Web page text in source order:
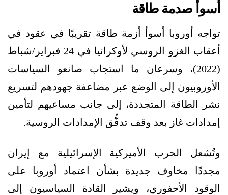
أسوأ صدمة طاقة
تواجه أوروبا أسوأ أزمة طاقة تقريبًا في عقود في
أعقاب الغزو الروسي لأوكرانيا في 24 فبراير/شباط
(2022)، وسرعان ما استجاب صانعو السياسات
الأوروبيون إلى الوضع عبر مضاعفة جهودهم لتسريع
نشر الطاقة المتجددة، إلى جانب مساعيهم لتأمين
إمدادات غاز بعد وقف تدفُّق الإمدادات الروسية.
وتُشعل الحرب الأميركية الإسرائيلية مع إيران
مجددًا مخاوف جديدة بشأن اعتماد أوروبا على
الوقود الأحفوري، ويشير القادة السياسيون إلى